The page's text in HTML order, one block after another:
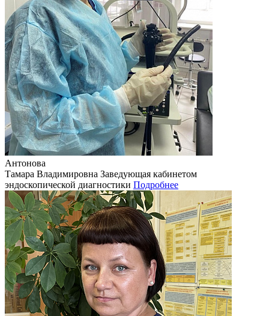
Антонова
Тамара Владимировна Заведующая кабинетом
эндоскопической диагностики Подробнее